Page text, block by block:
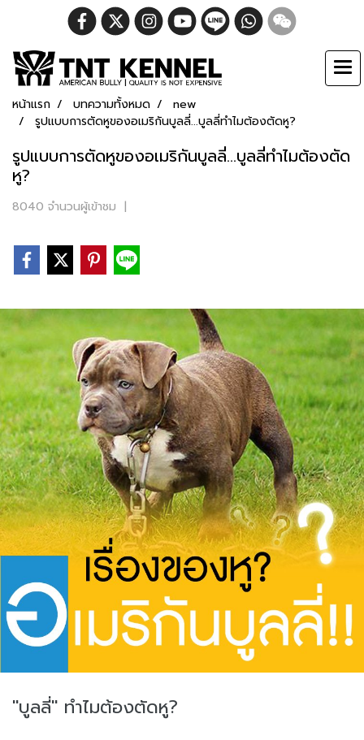
หน้าแรก บทความทั้งหมด
new
รูปแบบการตัดหูของอเมริกันบูลลี่...บูลลี่ทำไมต้องตัดหู?
รูปแบบการตัดหูของอเมริกันบูลลี่...บูลลี่ทำไมต้องตัด
หู?
8040 จำนวนผู้เข้าชม |
"บูลลี่" ทำไมต้องตัดหู?